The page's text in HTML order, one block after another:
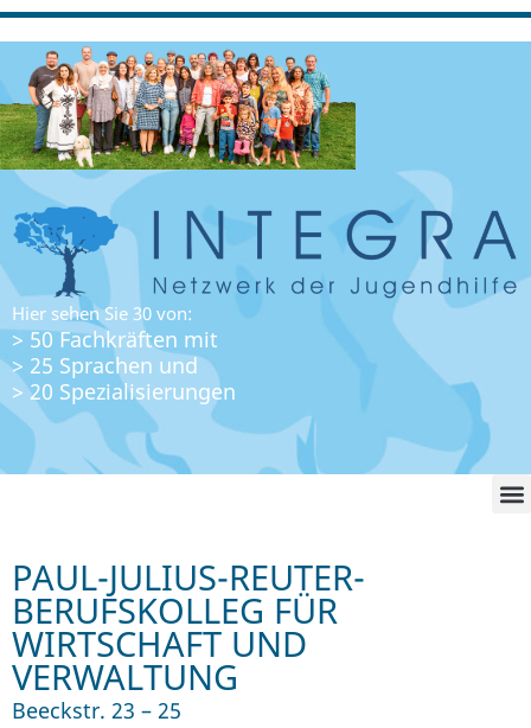
Hier sehen Sie 30 von:
> 50 Fachkräften mit
> 25 Sprachen und
> 20 Spezialisierungen
PAUL-JULIUS-REUTER-
BERUFSKOLLEG FÜR
WIRTSCHAFT UND
VERWALTUNG
Beeckstr. 23 – 25